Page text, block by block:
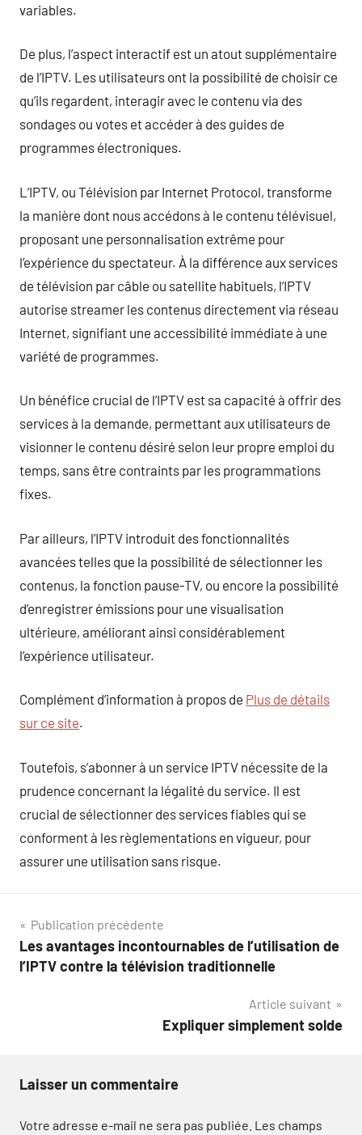
variables.
De plus, l’aspect interactif est un atout supplémentaire
de l’IPTV. Les utilisateurs ont la possibilité de choisir ce
qu’ils regardent, interagir avec le contenu via des
sondages ou votes et accéder à des guides de
programmes électroniques.
L’IPTV, ou Télévision par Internet Protocol, transforme
la manière dont nous accédons à le contenu télévisuel,
proposant une personnalisation extrême pour
l’expérience du spectateur. À la différence aux services
de télévision par câble ou satellite habituels, l’IPTV
autorise streamer les contenus directement via réseau
Internet, signifiant une accessibilité immédiate à une
variété de programmes.
Un bénéfice crucial de l’IPTV est sa capacité à offrir des
services à la demande, permettant aux utilisateurs de
visionner le contenu désiré selon leur propre emploi du
temps, sans être contraints par les programmations
fixes.
Par ailleurs, l’IPTV introduit des fonctionnalités
avancées telles que la possibilité de sélectionner les
contenus, la fonction pause-TV, ou encore la possibilité
d’enregistrer émissions pour une visualisation
ultérieure, améliorant ainsi considérablement
l’expérience utilisateur.
Complément d’information à propos de Plus de détails
sur ce site.
Toutefois, s’abonner à un service IPTV nécessite de la
prudence concernant la légalité du service. Il est
crucial de sélectionner des services fiables qui se
conforment à les règlementations en vigueur, pour
assurer une utilisation sans risque.
Navigation
de
Publication précédente
Les avantages incontournables de l’utilisation de
l’IPTV contre la télévision traditionnelle
Article suivant
Expliquer simplement solde
Laisser un commentaire
Votre adresse e-mail ne sera pas publiée. Les champs